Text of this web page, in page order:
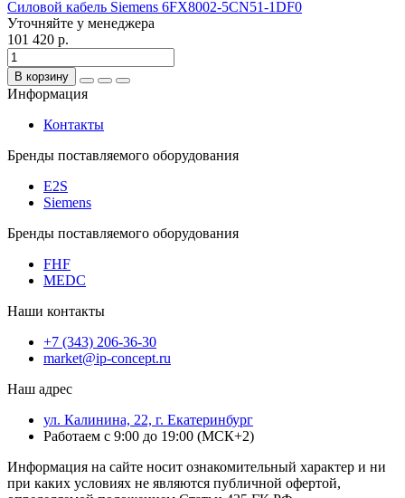
Силовой кабель Siemens 6FX8002-5CN51-1DF0
Уточняйте у менеджера
101 420 р.
В корзину
Информация
Контакты
Бренды поставляемого оборудования
E2S
Siemens
Бренды поставляемого оборудования
FHF
MEDC
Наши контакты
+7 (343) 206-36-30
market@ip-concept.ru
Наш адрес
ул. Калинина, 22, г. Екатеринбург
Работаем с 9:00 до 19:00 (МСК+2)
Информация на сайте носит ознакомительный характер и ни
при каких условиях не являются публичной офертой,